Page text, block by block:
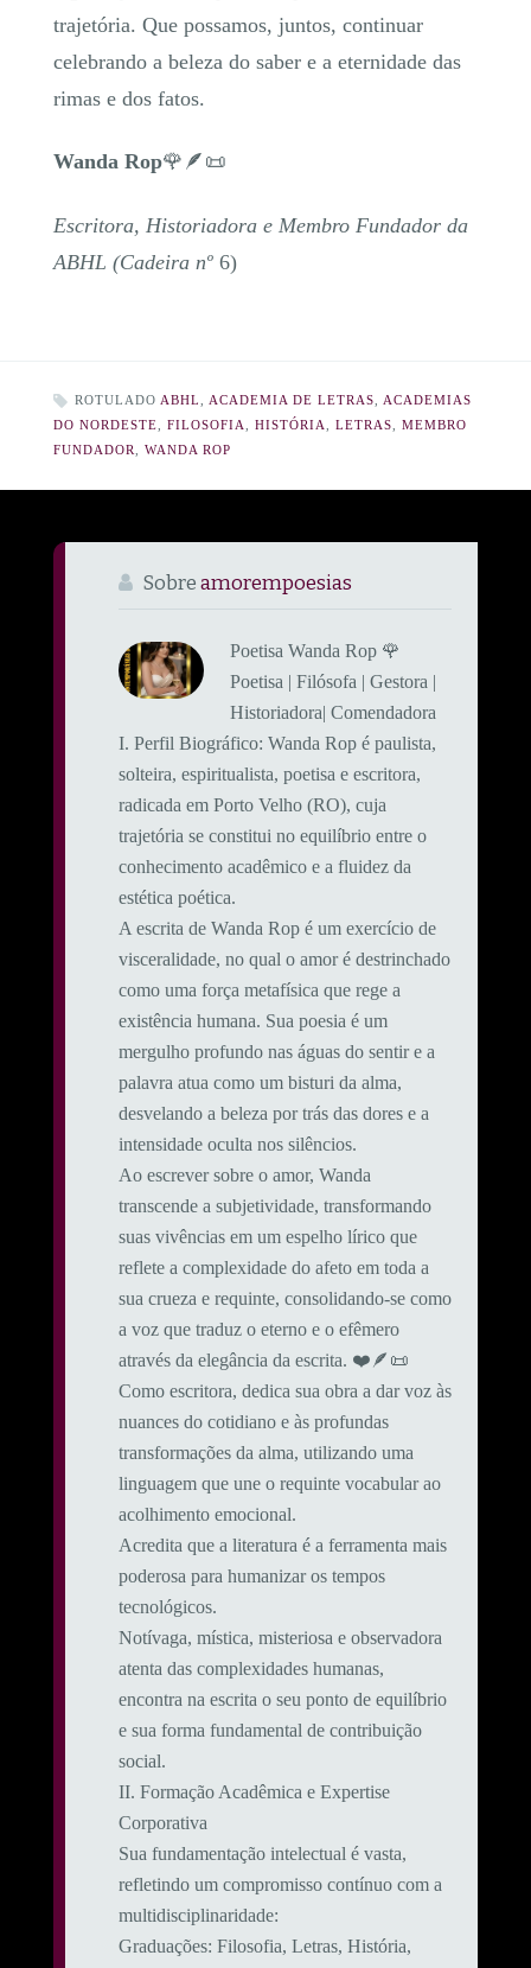
trajetória. Que possamos, juntos, continuar
celebrando a beleza do saber e a eternidade das
rimas e dos fatos.
Wanda Rop🌹🪶📜
Escritora, Historiadora e Membro Fundador da
ABHL (Cadeira nº6)
ROTULADO ABHL ACADEMIA DE LETRAS
ACADEMIAS
DO NORDESTE
FILOSOFIA HISTÓRIA LETRAS
MEMBRO
FUNDADOR
WANDA ROP
Sobre amorempoesias
Poetisa Wanda Rop 🌹
Poetisa | Filósofa | Gestora |
Historiadora| Comendadora
​I. Perfil Biográfico: ​Wanda Rop é paulista,
solteira, espiritualista, poetisa e escritora,
radicada em Porto Velho (RO), cuja
trajetória se constitui no equilíbrio entre o
conhecimento acadêmico e a fluidez da
estética poética.
A escrita de Wanda Rop é um exercício de
visceralidade, no qual o amor é destrinchado
como uma força metafísica que rege a
existência humana. Sua poesia é um
mergulho profundo nas águas do sentir e a
palavra atua como um bisturi da alma,
desvelando a beleza por trás das dores e a
intensidade oculta nos silêncios.
Ao escrever sobre o amor, Wanda
transcende a subjetividade, transformando
suas vivências em um espelho lírico que
reflete a complexidade do afeto em toda a
sua crueza e requinte, consolidando-se como
a voz que traduz o eterno e o efêmero
através da elegância da escrita. ❤️🪶📜
Como escritora, dedica sua obra a dar voz às
nuances do cotidiano e às profundas
transformações da alma, utilizando uma
linguagem que une o requinte vocabular ao
acolhimento emocional.
​Acredita que a literatura é a ferramenta mais
poderosa para humanizar os tempos
tecnológicos.
Notívaga, mística, misteriosa e observadora
atenta das complexidades humanas,
encontra na escrita o seu ponto de equilíbrio
e sua forma fundamental de contribuição
social.
​II. Formação Acadêmica e Expertise
Corporativa
​Sua fundamentação intelectual é vasta,
refletindo um compromisso contínuo com a
multidisciplinaridade:
​Graduações: Filosofia, Letras, História,